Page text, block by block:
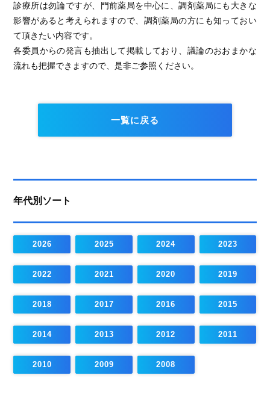
診療所は勿論ですが、門前薬局を中心に、調剤薬局にも大きな
影響があると考えられますので、調剤薬局の方にも知っておい
て頂きたい内容です。
各委員からの発言も抽出して掲載しており、議論のおおまかな
流れも把握できますので、是非ご参照ください。
一覧に戻る
年代別ソート
2026 2025 2024 2023
2022 2021 2020 2019
2018 2017 2016 2015
2014 2013 2012 2011
2010 2009 2008